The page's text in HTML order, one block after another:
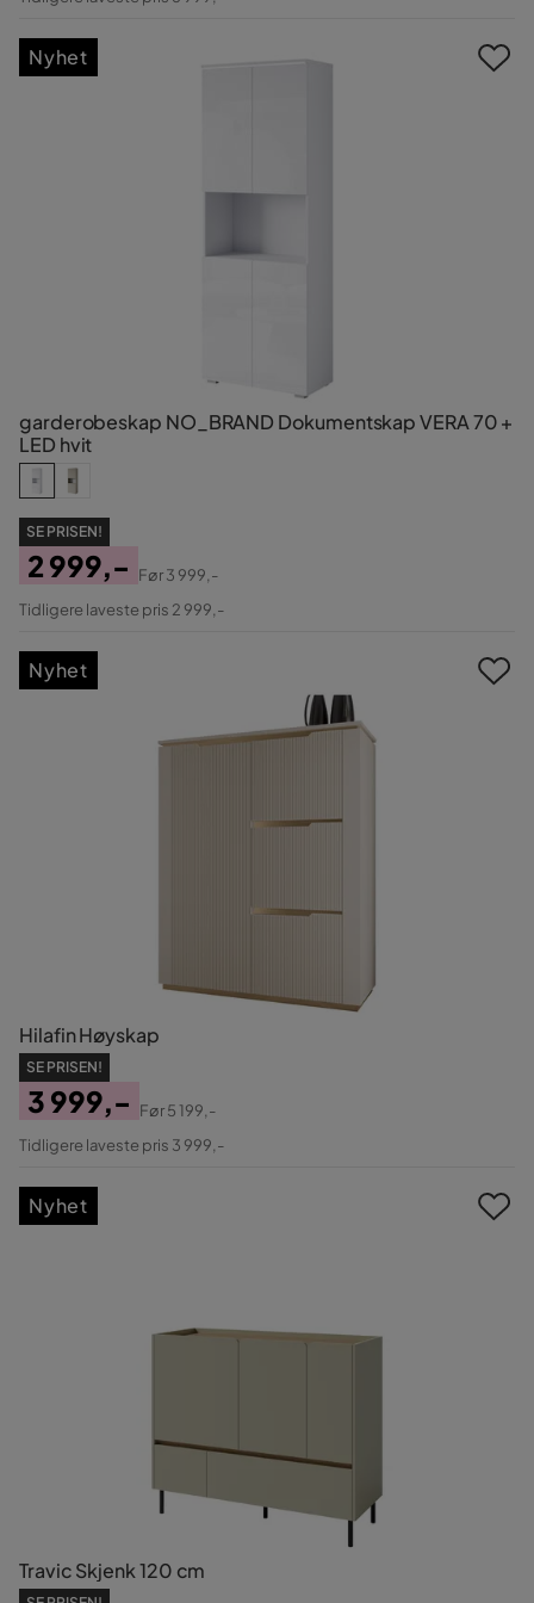
garderobeskap NO_BRAND Dokumentskap VERA 70 +
LED hvit
SE PRISEN!
Pris
2 999,-
Original
Før3 999,-
Tidligere laveste pris 2 999,-
Nyhet
Hilafin Høyskap
SE PRISEN!
Pris
3 999,-
Original
Før5 199,-
Tidligere laveste pris 3 999,-
Nyhet
Travic Skjenk 120 cm
Nyhet